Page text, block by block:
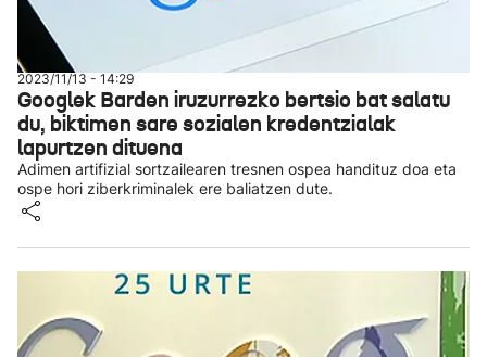
2023/11/13 - 14:29
Googlek Barden iruzurrezko bertsio bat salatu
du, biktimen sare sozialen kredentzialak
lapurtzen dituena
Adimen artifizial sortzailearen tresnen ospea handituz doa eta
ospe hori ziberkriminalek ere baliatzen dute.